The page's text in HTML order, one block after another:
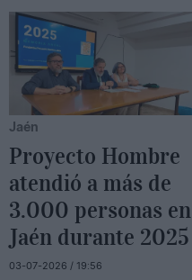
Jaén
Proyecto Hombre
atendió a más de
3.000 personas en
Jaén durante 2025
03-07-2026 / 19:56